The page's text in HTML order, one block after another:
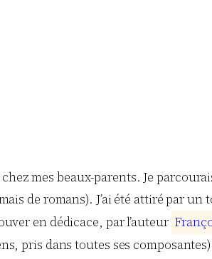
mes beaux-parents. Je
de romans). J’ai été attiré par un
en dédicace, par l’auteur Franç
pris dans toutes ses